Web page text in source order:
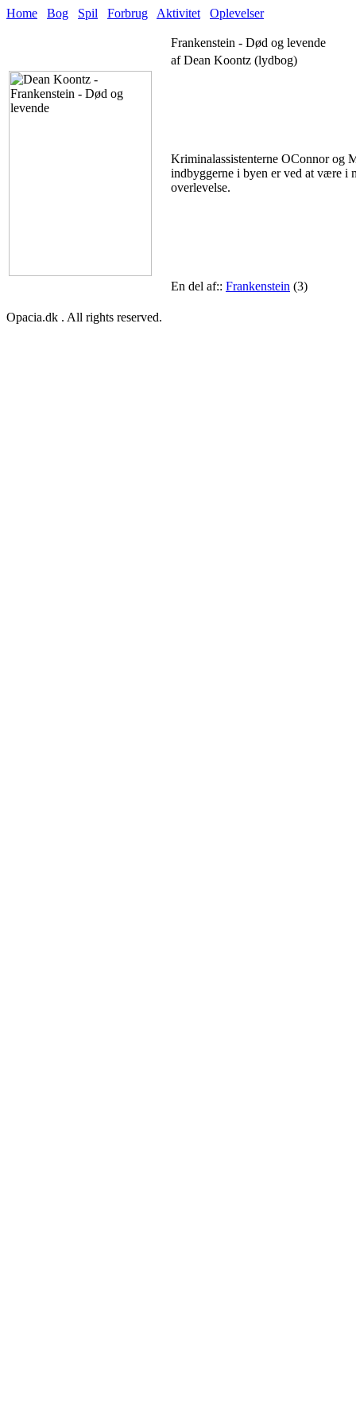
Home Bog Spil Forbrug Aktivitet Oplevelser
Frankenstein - Død og levende
af Dean Koontz (lydbog)
Kriminalassistenterne OConnor og
indbyggerne i byen er ved at være i
overlevelse.
En del af:: Frankenstein (3)
Opacia.dk . All rights reserved.